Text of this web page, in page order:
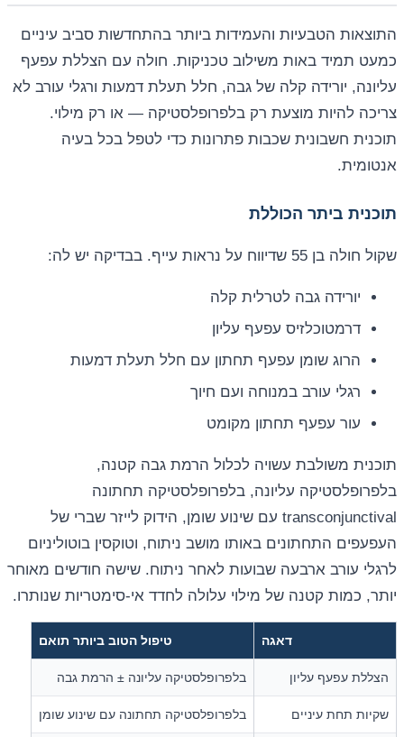
התוצאות הטבעיות והעמידות ביותר בהתחדשות סביב עיניים
כמעט תמיד באות משילוב טכניקות. חולה עם הצללת עפעף
עליונה, יורידה קלה של גבה, חלל תעלת דמעות ורגלי עורב לא
צריכה להיות מוצעת רק בלפרופלסטיקה — או רק מילוי.
תוכנית חשבונית שכבות פתרונות כדי לטפל בכל בעיה
אנטומית.
תוכנית ביתר הכוללת
שקול חולה בן 55 שדיווח על נראות עייף. בבדיקה יש לה:
יורידה גבה לטרלית קלה
דרמטוכלזיס עפעף עליון
הרוג שומן עפעף תחתון עם חלל תעלת דמעות
רגלי עורב במנוחה ועם חיוך
עור עפעף תחתון מקומט
תוכנית משולבת עשויה לכלול הרמת גבה קטנה,
בלפרופלסטיקה עליונה, בלפרופלסטיקה תחתונה
transconjunctival עם שינוע שומן, הידוק לייזר שברי של
העפעפים התחתונים באותו מושב ניתוח, וטוקסין בוטוליניום
לרגלי עורב ארבעה שבועות לאחר ניתוח. שישה חודשים מאוחר
יותר, כמות קטנה של מילוי עלולה לחדד אי-סימטריות שנותרו.
דאגה טיפול הטוב ביותר תואם
הצללת עפעף עליון בלפרופלסטיקה עליונה ± הרמת גבה
שקיות תחת עיניים בלפרופלסטיקה תחתונה עם שינוע שומן